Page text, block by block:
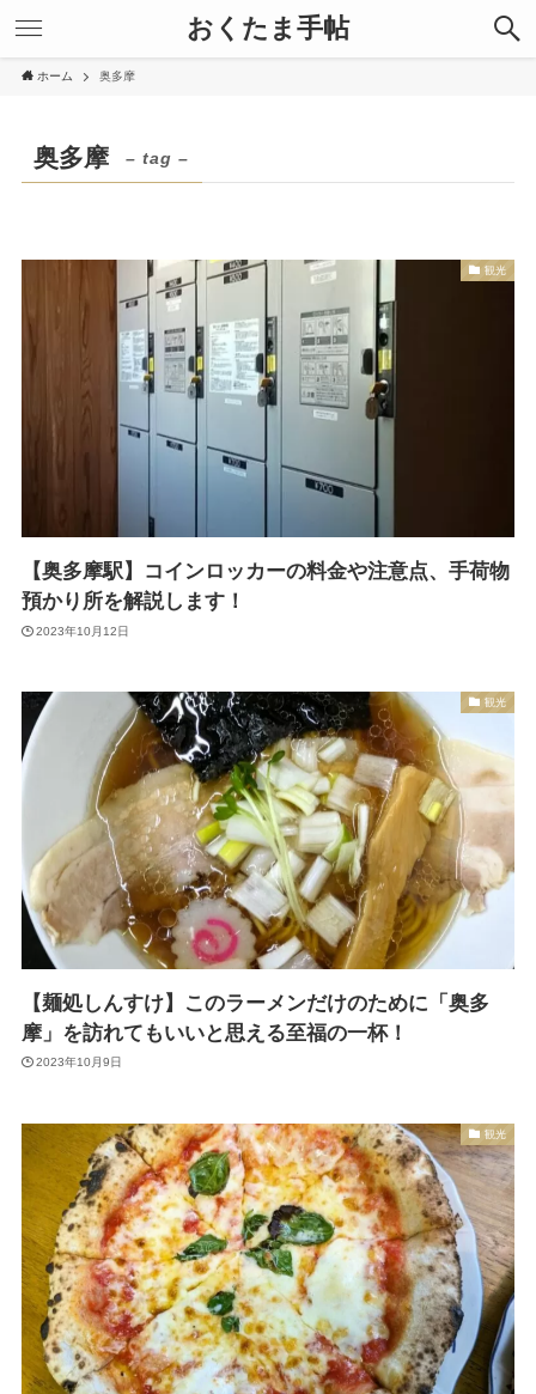
おくたま手帖
ホーム 奥多摩
奥多摩 – tag –
観光
【奥多摩駅】コインロッカーの料金や注意点、手荷物
預かり所を解説します！
2023年10月12日
観光
【麺処しんすけ】このラーメンだけのために「奥多
摩」を訪れてもいいと思える至福の一杯！
2023年10月9日
観光